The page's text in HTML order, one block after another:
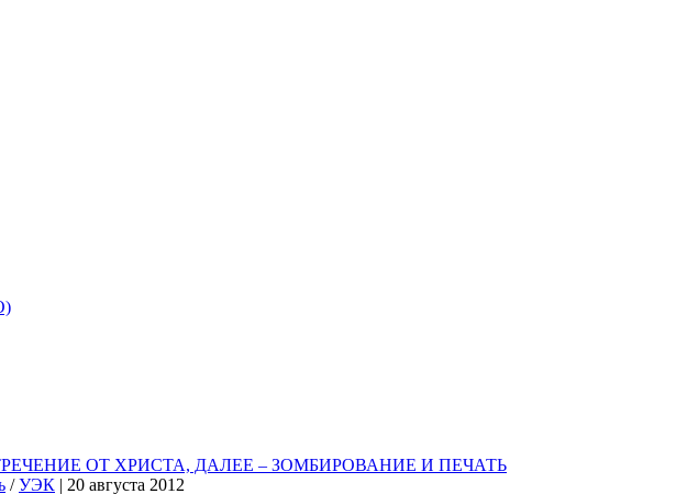
ОТ ХРИСТА, ДАЛЕЕ – ЗОМБИРОВАНИЕ И ПЕЧАТЬ
/УЭК | 20 августа 2012